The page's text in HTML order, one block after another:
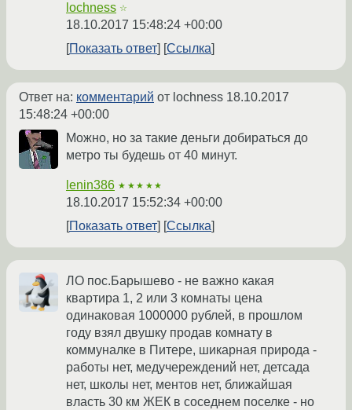
lochness ☆
18.10.2017 15:48:24 +00:00
Показать ответ
Ссылка
Ответ на: комментарий от lochness 18.10.2017
15:48:24 +00:00
Можно, но за такие деньги добираться до
метро ты будешь от 40 минут.
lenin386 ★★★★★
18.10.2017 15:52:34 +00:00
Показать ответ
Ссылка
ЛО пос.Барышево - не важно какая
квартира 1, 2 или 3 комнаты цена
одинаковая 1000000 рублей, в прошлом
году взял двушку продав комнату в
коммуналке в Питере, шикарная природа -
работы нет, медучереждений нет, детсада
нет, школы нет, ментов нет, ближайшая
власть 30 км ЖЕК в соседнем поселке - но